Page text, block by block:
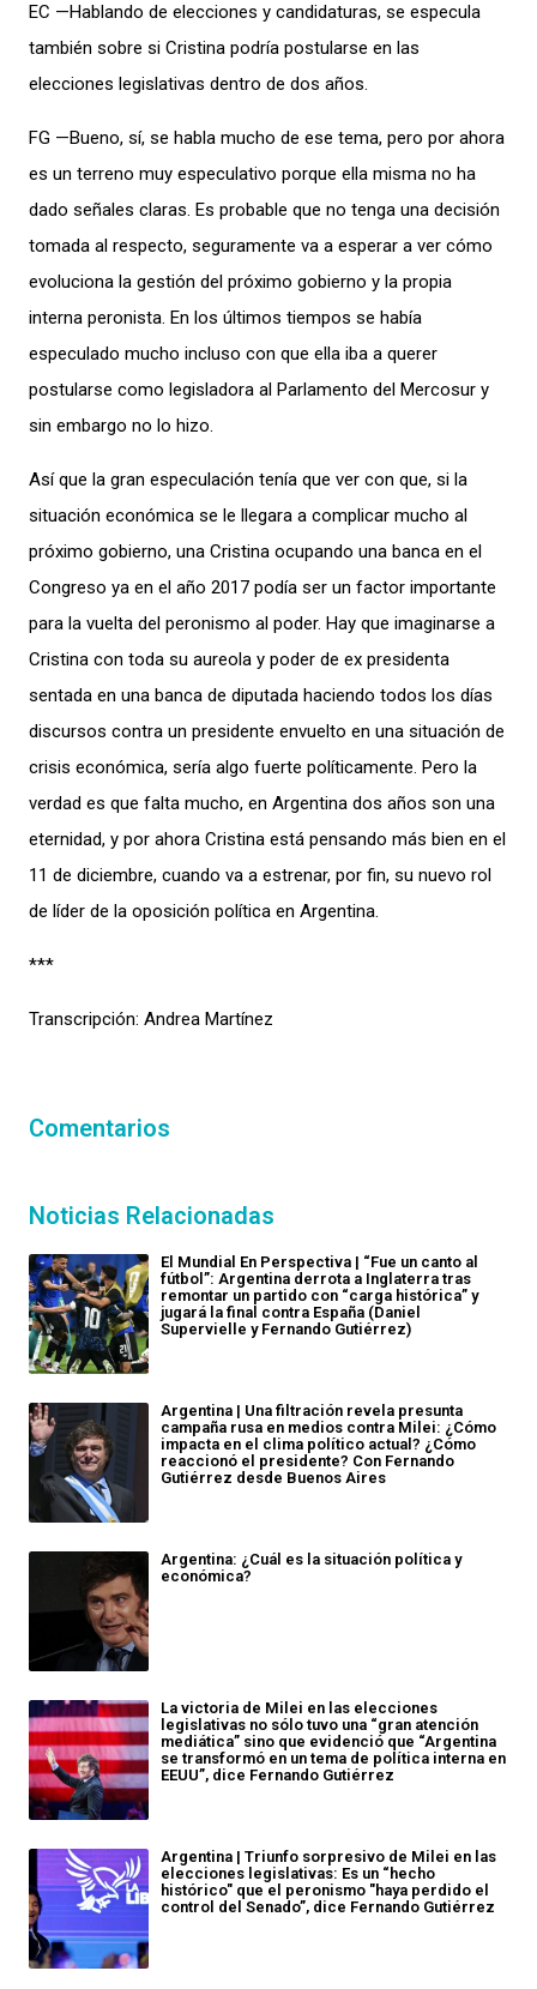
EC —Hablando de elecciones y candidaturas, se especula
también sobre si Cristina podría postularse en las
elecciones legislativas dentro de dos años.
FG —Bueno, sí, se habla mucho de ese tema, pero por ahora
es un terreno muy especulativo porque ella misma no ha
dado señales claras. Es probable que no tenga una decisión
tomada al respecto, seguramente va a esperar a ver cómo
evoluciona la gestión del próximo gobierno y la propia
interna peronista. En los últimos tiempos se había
especulado mucho incluso con que ella iba a querer
postularse como legisladora al Parlamento del Mercosur y
sin embargo no lo hizo.
Así que la gran especulación tenía que ver con que, si la
situación económica se le llegara a complicar mucho al
próximo gobierno, una Cristina ocupando una banca en el
Congreso ya en el año 2017 podía ser un factor importante
para la vuelta del peronismo al poder. Hay que imaginarse a
Cristina con toda su aureola y poder de ex presidenta
sentada en una banca de diputada haciendo todos los días
discursos contra un presidente envuelto en una situación de
crisis económica, sería algo fuerte políticamente. Pero la
verdad es que falta mucho, en Argentina dos años son una
eternidad, y por ahora Cristina está pensando más bien en el
11 de diciembre, cuando va a estrenar, por fin, su nuevo rol
de líder de la oposición política en Argentina.
***
Transcripción: Andrea Martínez
Comentarios
Noticias Relacionadas
El Mundial En Perspectiva | “Fue un canto al
fútbol”: Argentina derrota a Inglaterra tras
remontar un partido con “carga histórica” y
jugará la final contra España (Daniel
Supervielle y Fernando Gutiérrez)
Argentina | Una filtración revela presunta
campaña rusa en medios contra Milei: ¿Cómo
impacta en el clima político actual? ¿Cómo
reaccionó el presidente? Con Fernando
Gutiérrez desde Buenos Aires
Argentina: ¿Cuál es la situación política y
económica?
La victoria de Milei en las elecciones
legislativas no sólo tuvo una “gran atención
mediática” sino que evidenció que “Argentina
se transformó en un tema de política interna en
EEUU”, dice Fernando Gutiérrez
Argentina | Triunfo sorpresivo de Milei en las
elecciones legislativas: Es un “hecho
histórico" que el peronismo "haya perdido el
control del Senado”, dice Fernando Gutiérrez